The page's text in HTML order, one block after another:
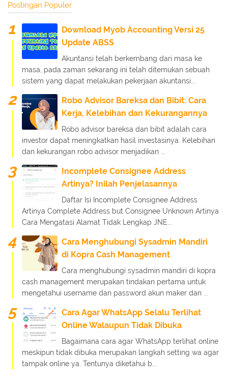
Postingan Populer
Download Myob Accounting Versi 25
Update ABSS
Akuntansi telah berkembang dari masa ke
masa, pada zaman sekarang ini telah ditemukan sebuah
sistem yang dapat melakukan pekerjaan akuntansi...
Robo Advisor Bareksa dan Bibit: Cara
Kerja, Kelebihan dan Kekurangannya
Robo advisor bareksa dan bibit adalah cara
investor dapat meningkatkan hasil investasinya. Kelebihan
dan kekurangan robo advisor menjadikan ...
Incomplete Consignee Address
Artinya? Inilah Penjelasannya
Daftar Isi Incomplete Consignee Address
Artinya Complete Address but Consignee Unknown Artinya
Cara Mengatasi Alamat Tidak Lengkap JNE...
Cara Menghubungi Sysadmin Mandiri
di Kopra Cash Management
Cara menghubungi sysadmin mandiri di kopra
cash management merupakan tindakan pertama untuk
mengetahui username dan password akun maker dan ...
Cara Agar WhatsApp Selalu Terlihat
Online Walaupun Tidak Dibuka
Bagaimana cara agar WhatsApp terlihat online
meskipun tidak dibuka merupakan langkah setting wa agar
tampak online ya. Tentunya diketahui b...